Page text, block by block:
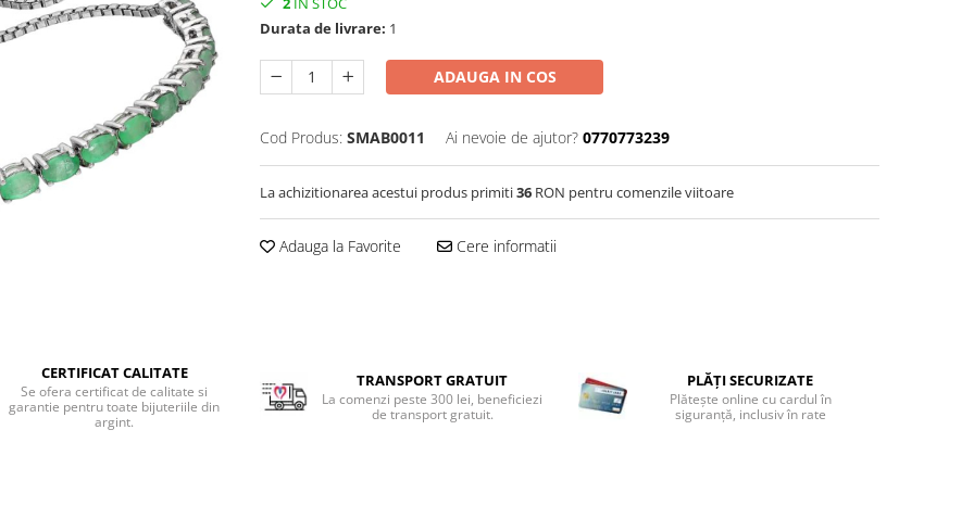
Durata de livrare: 1
ADAUGA IN COS
Cod Produs: SMAB0011 Ai nevoie de ajutor? 0770773239
La achizitionarea acestui produs primiti36 RON pentru comenzile viitoare
Adauga la Favorite Cere informatii
CERTIFICAT CALITATE
Se ofera certificat de calitate si
garantie pentru toate bijuteriile din
argint.
TRANSPORT GRATUIT
La comenzi peste 300 lei, beneficiezi
de transport gratuit.
PLĂȚI SECURIZATE
Plătește online cu cardul în
siguranță, inclusiv în rate